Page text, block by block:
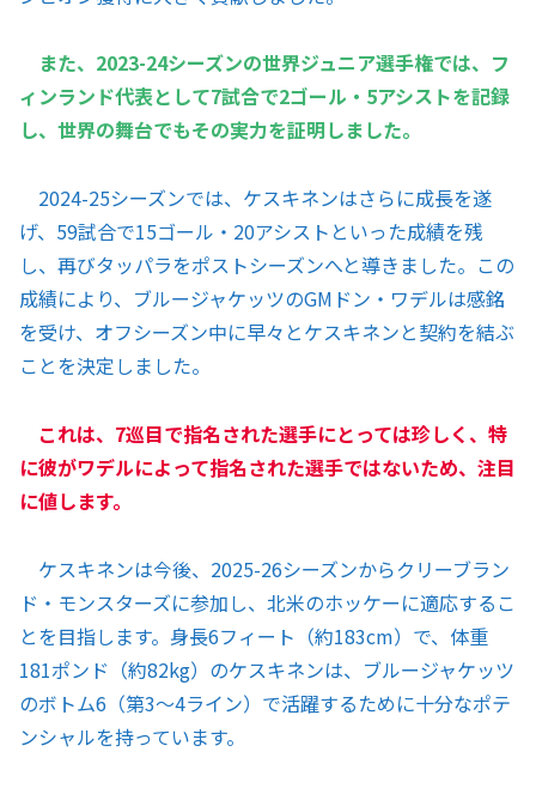
また、2023-24シーズンの世界ジュニア選手権では、フ
ィンランド代表として7試合で2ゴール・5アシストを記録
し、世界の舞台でもその実力を証明しました。
2024-25シーズンでは、ケスキネンはさらに成長を遂
げ、59試合で15ゴール・20アシストといった成績を残
し、再びタッパラをポストシーズンへと導きました。この
成績により、ブルージャケッツのGMドン・ワデルは感銘
を受け、オフシーズン中に早々とケスキネンと契約を結ぶ
ことを決定しました。
これは、7巡目で指名された選手にとっては珍しく、特
に彼がワデルによって指名された選手ではないため、注目
に値します。
ケスキネンは今後、2025-26シーズンからクリーブラン
ド・モンスターズに参加し、北米のホッケーに適応するこ
とを目指します。身長6フィート（約183cm）で、体重
181ポンド（約82kg）のケスキネンは、ブルージャケッツ
のボトム6（第3～4ライン）で活躍するために十分なポテ
ンシャルを持っています。